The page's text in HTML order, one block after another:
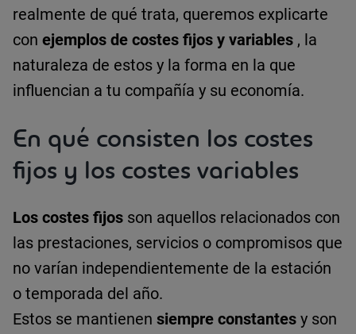
realmente de qué trata, queremos explicarte
con ejemplos de costes fijos y variables , la
naturaleza de estos y la forma en la que
influencian a tu compañía y su economía.
En qué consisten los costes
fijos y los costes variables
Los costes fijos son aquellos relacionados con
las prestaciones, servicios o compromisos que
no varían independientemente de la estación
o temporada del año.
Estos se mantienen siempre constantes y son